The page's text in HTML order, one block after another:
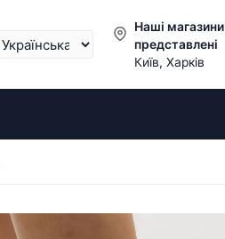
Наші магазини
представлені
Київ, Харків